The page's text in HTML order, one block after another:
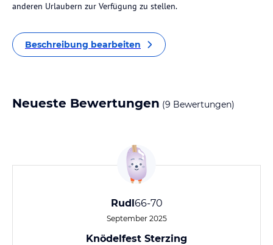
anderen Urlaubern zur Verfügung zu stellen.
Beschreibung bearbeiten
Neueste Bewertungen (9 Bewertungen)
Rudl66-70
September 2025
Knödelfest Sterzing